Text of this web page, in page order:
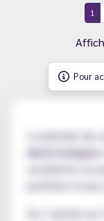
1
Pour
La période des
électroniques
profitant
Du 7 janvier